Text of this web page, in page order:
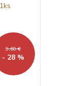
9,60 €
- 28 %